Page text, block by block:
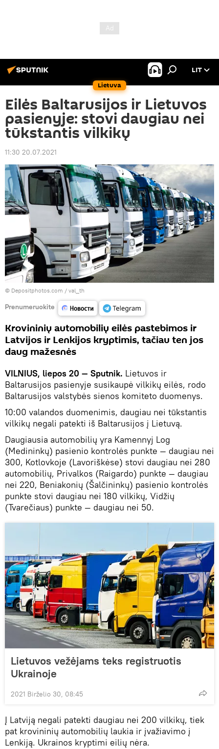
Lietuva
LIT
Eilės Baltarusijos ir Lietuvos
pasienyje: stovi daugiau nei
tūkstantis vilkikų
11:30 20.07.2021
© Depositphotos.com / val_th
Prenumeruokite
Krovininių automobilių eilės pastebimos ir
Latvijos ir Lenkijos kryptimis, tačiau ten jos
daug mažesnės
VILNIUS, liepos 20 — Sputnik. Lietuvos ir
Baltarusijos pasienyje susikaupė vilkikų eilės, rodo
Baltarusijos valstybės sienos komiteto duomenys.
10:00 valandos duomenimis, daugiau nei tūkstantis
vilkikų negali patekti iš Baltarusijos į Lietuvą.
Daugiausia automobilių yra Kamennyj Log
(Medininkų) pasienio kontrolės punkte — daugiau nei
300, Kotlovkoje (Lavoriškėse) stovi daugiau nei 280
automobilių, Privalkos (Raigardo) punkte — daugiau
nei 220, Beniakonių (Šalčininkų) pasienio kontrolės
punkte stovi daugiau nei 180 vilkikų, Vidžių
(Tvarečiaus) punkte — daugiau nei 50.
Lietuvos vežėjams teks registruotis
Ukrainoje
2021 Birželio 30, 08:45
Į Latviją negali patekti daugiau nei 200 vilkikų, tiek
pat krovininių automobilių laukia ir įvažiavimo į
Lenkiją. Ukrainos kryptimi eilių nėra.